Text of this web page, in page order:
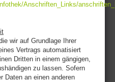
Anschriften_Links/
wir auf Grundlage Ihrer
Vertrags automatisiert
Dritten in einem gängigen,
zu lassen. Sofern
Daten an einen anderen